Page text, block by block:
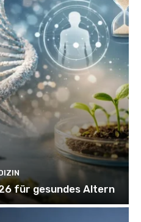
für gesundes Altern